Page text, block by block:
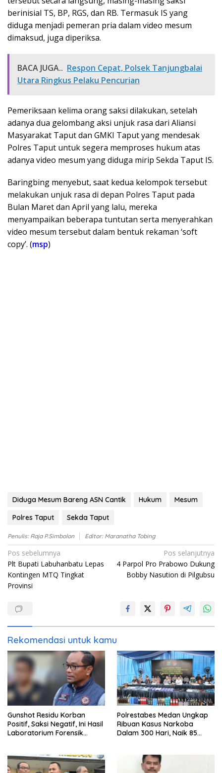
berinisial TS, BP, RGS, dan RB. Termasuk IS yang
diduga menjadi pemeran pria dalam video mesum
dimaksud, juga diperiksa.
BACA JUGA.. Respon Cepat, Polsek Tanjungbalai
Utara Ringkus Pelaku Pencurian
Pemeriksaan kelima orang saksi dilakukan, setelah
adanya dua gelombang aksi unjuk rasa dari Aliansi
Masyarakat Taput dan GMKI Taput yang mendesak
Polres Taput untuk segera memproses hukum atas
adanya video mesum yang diduga mirip Sekda Taput IS.
Baringbing menyebut, saat kedua kelompok tersebut
melakukan unjuk rasa di depan Polres Taput pada
Bulan Maret dan April yang lalu, mereka
menyampaikan beberapa tuntutan serta menyerahkan
video mesum tersebut dalam bentuk rekaman ‘soft
copy’. (msp)
Diduga Mesum Bareng ASN Cantik Hukum
Mesum
Polres Taput
Sekda Taput
Penulis: Raja P.Simbolon Editor: Maranatha Tobing
Navigasi
pos
Pos sebelumnya
Plt Bupati Labuhanbatu Lepas
Kontingen MTQ Tingkat
Provinsi
Pos selanjutnya
4 Parpol Pro Prabowo Dukung
Bobby Nasution di Pilgubsu
Rekomendasi untuk kamu
Gunshot Residu Korban
Positif, Saksi Negatif, Ini Hasil
Laboratorium Forensik
Polrestabes Medan Ungkap
Ribuan Kasus Narkoba
Dalam 300 Hari, Naik 85